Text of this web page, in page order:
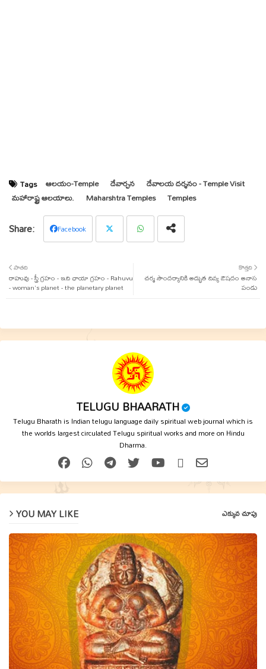
Tags ఆలయం-Temple దేవార్చన
దేవాలయ దర్శనం - Temple Visit
మహారాష్ట్ర ఆలయాలు.
Maharshtra Temples Temples
Facebook
ter
tsap
కొత్తది
చర్మ సౌందర్యానికి అద్భుత దివ్య ఔషదం అనాస
పండు
పాతది
రాహువు - స్త్రీ గ్రహం - ఇది ఛాయా గ్రహం - Rahuvu
- woman's planet - the planetary planet
TELUGU BHAARATH
Telugu Bharath is Indian telugu language daily spiritual web journal which is
the worlds largest circulated Telugu spiritual works and more on Hindu
Dharma.
YOU MAY LIKE ఎక్కువ చూపు